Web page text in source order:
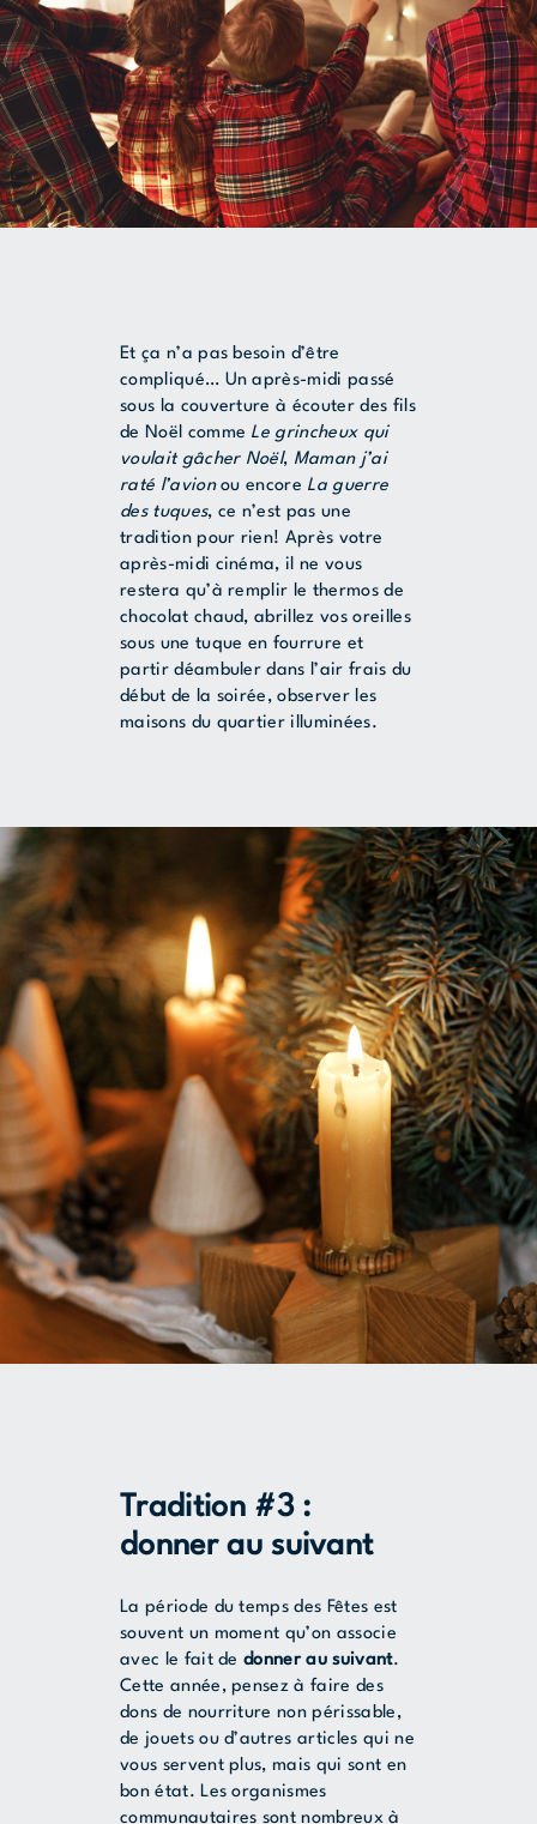
Et ça n’a pas besoin d’être
compliqué… Un après-midi passé
sous la couverture à écouter des fils
de Noël comme Le grincheux qui
voulait gâcher Noël, Maman j’ai
raté l’avionou encore La guerre
des tuques, ce n’est pas une
tradition pour rien! Après votre
après-midi cinéma, il ne vous
restera qu’à remplir le thermos de
chocolat chaud, abrillez vos oreilles
sous une tuque en fourrure et
partir déambuler dans l’air frais du
début de la soirée, observer les
maisons du quartier illuminées.
Tradition #3 :
donner au suivant
La période du temps des Fêtes est
souvent un moment qu’on associe
avec le fait dedonner au suivant.
Cette année, pensez à faire des
dons de nourriture non périssable,
de jouets ou d’autres articles qui ne
vous servent plus, mais qui sont en
bon état. Les organismes
communautaires sont nombreux à